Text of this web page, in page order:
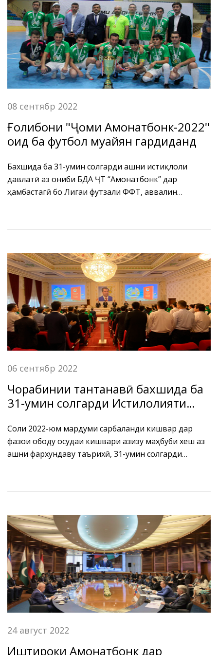
гардонида шуд.
08 сентябр 2022
Ғолибони "Ҷоми Амонатбонк-2022"
оид ба футбол муайян гардиданд
Бахшида ба 31-умин солгарди ҷашни истиқлоли
давлатӣ аз ҷониби БДА ҶТ “Амонатбонк” дар
ҳамбастагӣ бо Лигаи футзали ФФТ, аввалин
Амонатбонк-2022" баргузор гардид.
06 сентябр 2022
Чорабинии тантанавӣ бахшида ба
31-умин солгарди Истиқлолияти
Соли 2022-юм мардуми сарбаланди кишвар дар
фазои ободу осудаи кишвари азизу маҳбуби хеш аз
ҷашни фархундаву таърихӣ, 31-умин солгарди
24 август 2022
Иштироки Амонатбонк дар